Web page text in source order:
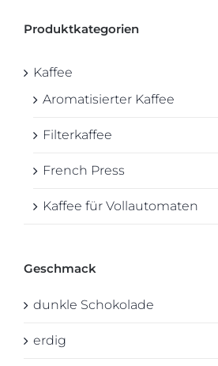
Produktkategorien
Kaffee
Aromatisierter Kaffee
Filterkaffee
French Press
Kaffee für Vollautomaten
Geschmack
dunkle Schokolade
erdig